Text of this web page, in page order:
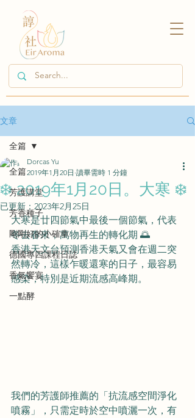
文章
全篇
芳護講堂
芳香種子
剛剛好的小確幸
德國專四課程日誌
香氣饗宴
一點酵
全篇
❄️ 2019年1月20日。大寒 ❄️
Dorcas Yu
2019年1月20日 讀畢需時 1 分鐘
已更新： 2023年2月25日
大寒是廿四節氣中最後一個節氣，代表
冬去春來，萬物再生的轉化期 🌅
香港天文台預測香港天氣又會在週二突
然轉冷，這樣乍暖還寒的日子，最容易
感染，特別是近期流感高峰期。
我們的芳護師推薦的「抗流感空間淨化
噴霧」，只需定時於空中噴灑一次，有